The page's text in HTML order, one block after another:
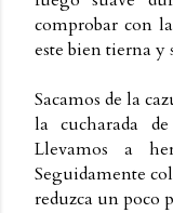
comprobar con
este bien tierna y
Sacamos de la
la cucharada
Llevamos a
Seguidamente
reduzca un poco